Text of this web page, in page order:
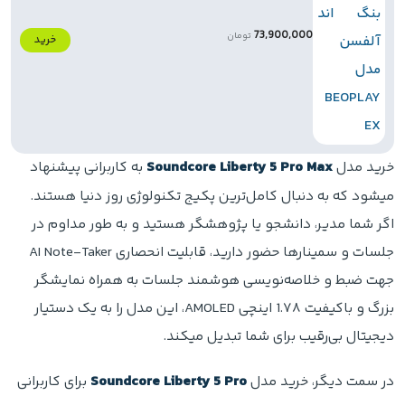
73,900,000 تومان خرید
خرید مدلSoundcore Liberty 5 Pro Max به کاربرانی پیشنهاد
میشود که به دنبال کامل‌ترین پکیج تکنولوژی روز دنیا هستند.
اگر شما مدیر، دانشجو یا پژوهشگر هستید و به طور مداوم در
جلسات و سمینارها حضور دارید، قابلیت انحصاری AI Note-Taker
جهت ضبط و خلاصه‌نویسی هوشمند جلسات به همراه نمایشگر
بزرگ و باکیفیت 1.۷۸ اینچی AMOLED، این مدل را به یک دستیار
دیجیتال بی‌رقیب برای شما تبدیل میکند.
در سمت دیگر، خرید مدلSoundcore Liberty 5 Pro برای کاربرانی